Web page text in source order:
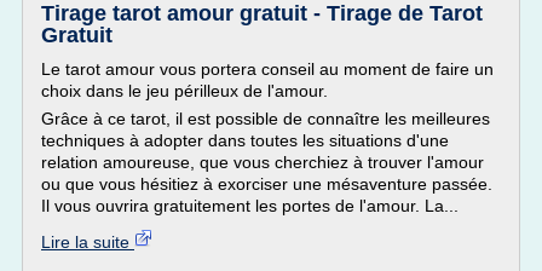
Tirage tarot amour gratuit - Tirage de Tarot
Gratuit
Le tarot amour vous portera conseil au moment de faire un
choix dans le jeu périlleux de l'amour.
Grâce à ce tarot, il est possible de connaître les meilleures
techniques à adopter dans toutes les situations d'une
relation amoureuse, que vous cherchiez à trouver l'amour
ou que vous hésitiez à exorciser une mésaventure passée.
Il vous ouvrira gratuitement les portes de l'amour. La...
Lire la suite